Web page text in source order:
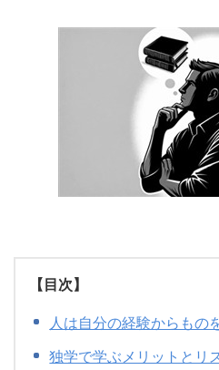
【目次】
人は自分の経験からもの
独学で学ぶメリットとリ